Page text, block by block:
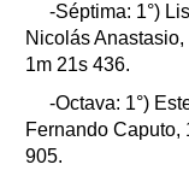
-Séptima: 1°)
Nicolás
1m 21s 436.
-Octava: 1°)
Fernando Caputo,
905.